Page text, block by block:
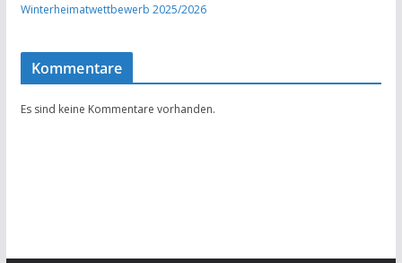
Winterheimatwettbewerb 2025/2026
Kommentare
Es sind keine Kommentare vorhanden.